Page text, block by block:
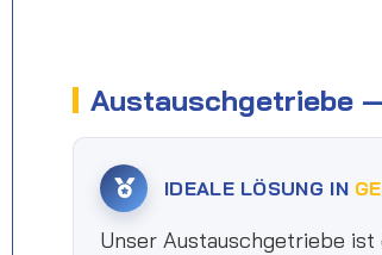
Austauschgetriebe
IDEALE LÖSUNG IN
Unser Austauschgetriebe ist